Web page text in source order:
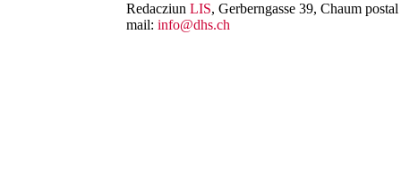
Redacziun LIS, Gerberngasse 39, Chaum
mail: info@dhs.ch